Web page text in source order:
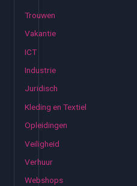
Trouwen
Vakantie
ICT
Industrie
Juridisch
Kleding en Textiel
Opleidingen
Veiligheid
Verhuur
Webshops